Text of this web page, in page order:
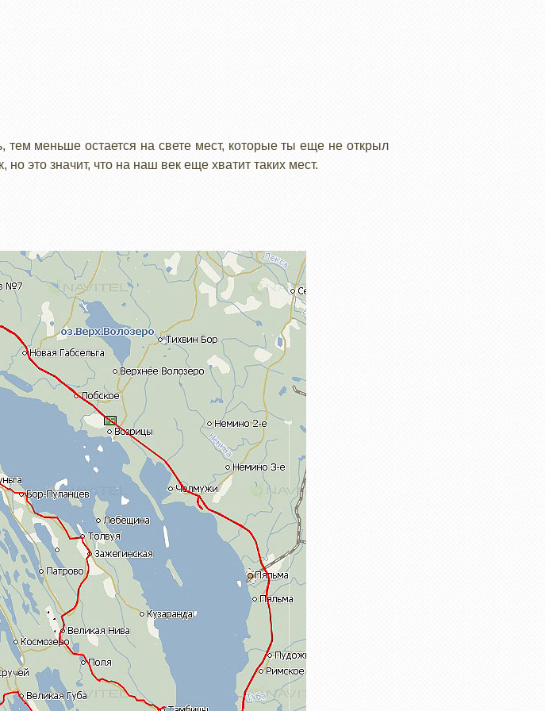
меньше остается на свете мест, которые ты еще не открыл
это значит, что на наш век еще хватит таких мест.